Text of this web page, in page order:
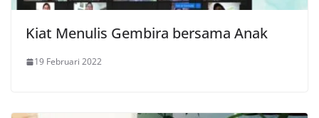
Kiat Menulis Gembira bersama Anak
19 Februari 2022